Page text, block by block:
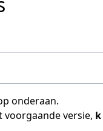
onderaan.
voorgaande versie, k